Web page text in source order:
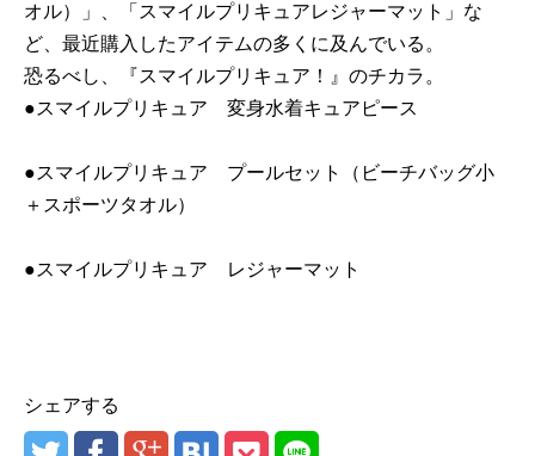
オル）」、「スマイルプリキュアレジャーマット」な
ど、最近購入したアイテムの多くに及んでいる。
恐るべし、『スマイルプリキュア！』のチカラ。
●スマイルプリキュア 変身水着キュアピース
●スマイルプリキュア プールセット（ビーチバッグ小
＋スポーツタオル）
●スマイルプリキュア レジャーマット
シェアする